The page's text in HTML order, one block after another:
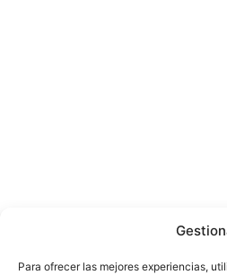
Para ofrecer las mejores experiencias,